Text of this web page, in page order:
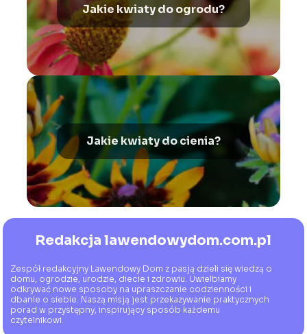
Jakie kwiaty do ogrodu?
Jakie kwiaty do cienia?
Redakcja lawendowydom.com.pl
Zespół redakcyjny Lawendowy Dom z pasją dzieli się wiedzą o
domu, ogrodzie, urodzie, diecie i zdrowiu. Uwielbiamy
odkrywać nowe sposoby na upraszczanie codzienności i
dbanie o siebie. Naszą misją jest przekazywanie praktycznych
porad w przystępny, inspirujący sposób każdemu
czytelnikowi.